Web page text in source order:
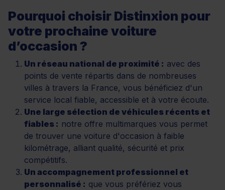
Pourquoi choisir Distinxion pour
votre prochaine voiture
d’occasion ?
Un réseau national de proximité : avec des
points de vente répartis dans de nombreuses
villes à travers la France, vous bénéficiez d'un
service local fiable, accessible et à votre écoute.
Une large sélection de véhicules récents et
fiables : notre offre multimarques vous permet
de trouver une voiture d'occasion à faible
kilométrage, alliant qualité, sécurité et prix
compétitifs.
Un accompagnement professionnel et
personnalisé : que vous préfériez vous